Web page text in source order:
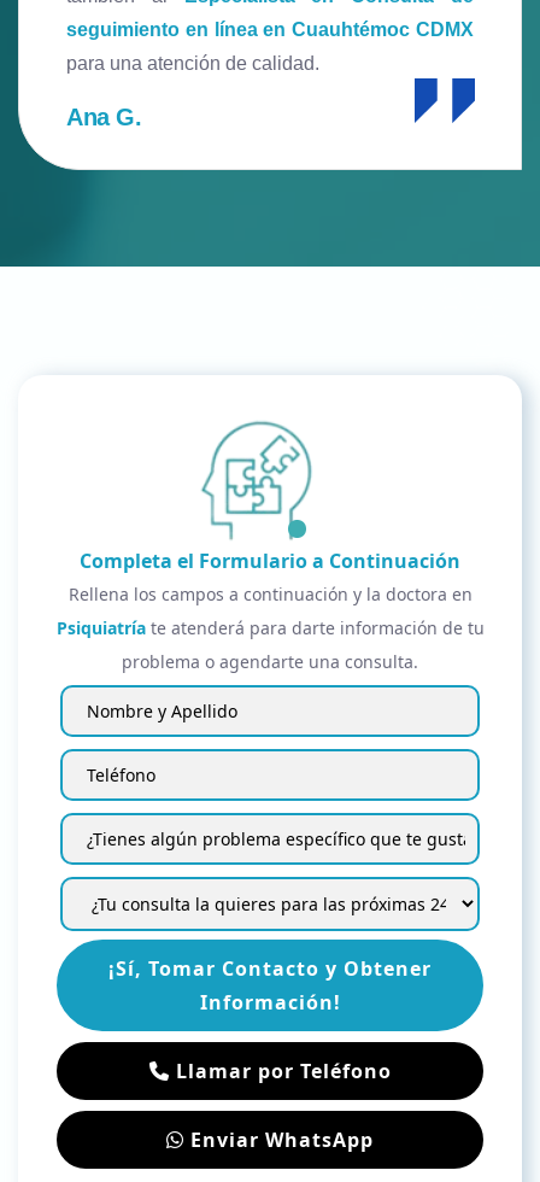
primera vez en línea en Cuauhtémoc CDMX.
Completa el Formulario a Continuación
Rellena los campos a continuación y la doctora en
Psiquiatríate atenderá para darte información de tu
problema o agendarte una consulta.
¡Sí, Tomar Contacto y Obtener
Información!
Llamar por Teléfono
Enviar WhatsApp